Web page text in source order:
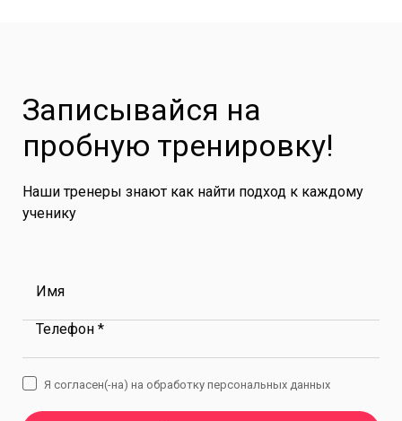
Записывайся на
пробную тренировку!
Наши тренеры знают как найти подход к каждому
ученику
Имя
Телефон *
Я согласен(-на) на обработку персональных данных